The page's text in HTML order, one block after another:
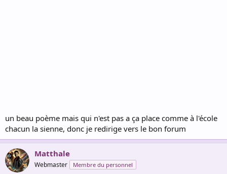
un beau poème mais qui n'est pas a ça place comme à l'école
chacun la sienne, donc je redirige vers le bon forum
Matthale
Webmaster Membre du personnel